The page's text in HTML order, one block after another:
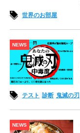
世界のお部屋
NEWS
テスト 診断 鬼滅の刃
NEWS